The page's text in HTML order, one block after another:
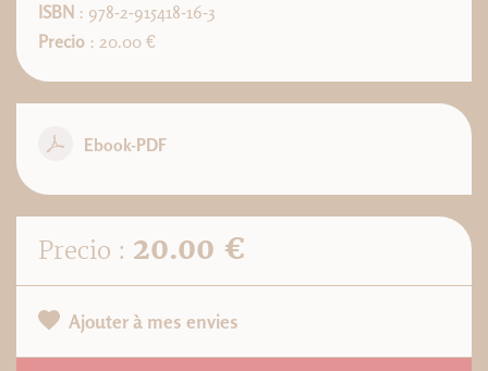
ISBN : 978-2-915418-16-3
Precio : 20.00 €
Ebook-PDF
Precio : 20.00 €
Ajouter à mes envies